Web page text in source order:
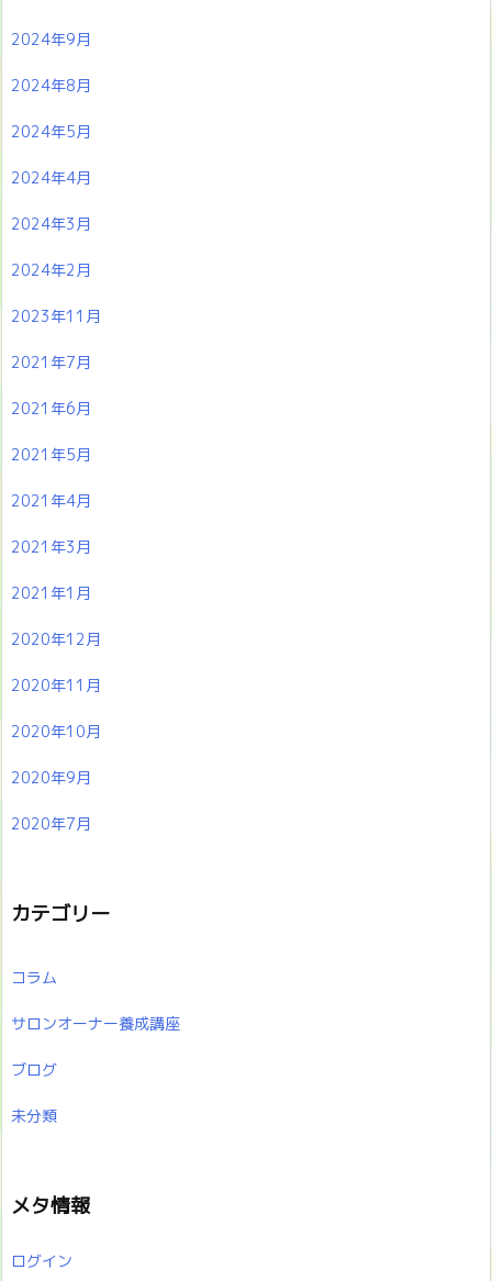
2024年9月
2024年8月
2024年5月
2024年4月
2024年3月
2024年2月
2023年11月
2021年7月
2021年6月
2021年5月
2021年4月
2021年3月
2021年1月
2020年12月
2020年11月
2020年10月
2020年9月
2020年7月
カテゴリー
コラム
サロンオーナー養成講座
ブログ
未分類
メタ情報
ログイン